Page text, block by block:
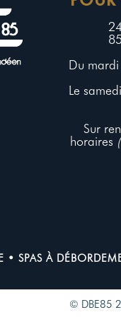
Du
Le
Sur
horaires
• SPAS À
© DBE85